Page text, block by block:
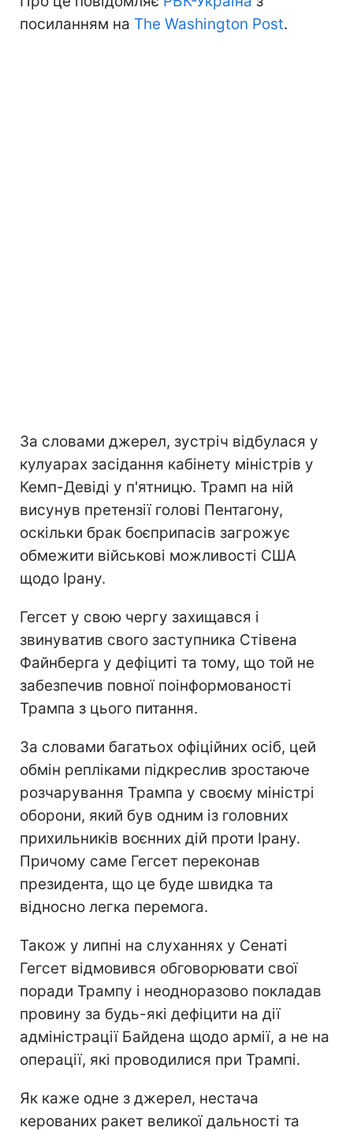
посиланням на The Washington Post.
За словами джерел, зустріч відбулася у
кулуарах засідання кабінету міністрів у
Кемп-Девіді у п'ятницю. Трамп на ній
висунув претензії голові Пентагону,
оскільки брак боєприпасів загрожує
обмежити військові можливості США
щодо Ірану.
Гегсет у свою чергу захищався і
звинуватив свого заступника Стівена
Файнберга у дефіциті та тому, що той не
забезпечив повної поінформованості
Трампа з цього питання.
За словами багатьох офіційних осіб, цей
обмін репліками підкреслив зростаюче
розчарування Трампа у своєму міністрі
оборони, який був одним із головних
прихильників воєнних дій проти Ірану.
Причому саме Гегсет переконав
президента, що це буде швидка та
відносно легка перемога.
Також у липні на слуханнях у Сенаті
Гегсет відмовився обговорювати свої
поради Трампу і неодноразово покладав
провину за будь-які дефіцити на дії
адміністрації Байдена щодо армії, а не на
операції, які проводилися при Трампі.
Як каже одне з джерел, нестача
керованих ракет великої дальності та